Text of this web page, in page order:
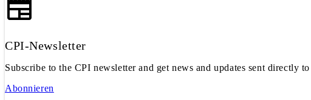
CPI-Newsletter
Subscribe to the CPI newsletter and get news and updates sent directly
Abonnieren